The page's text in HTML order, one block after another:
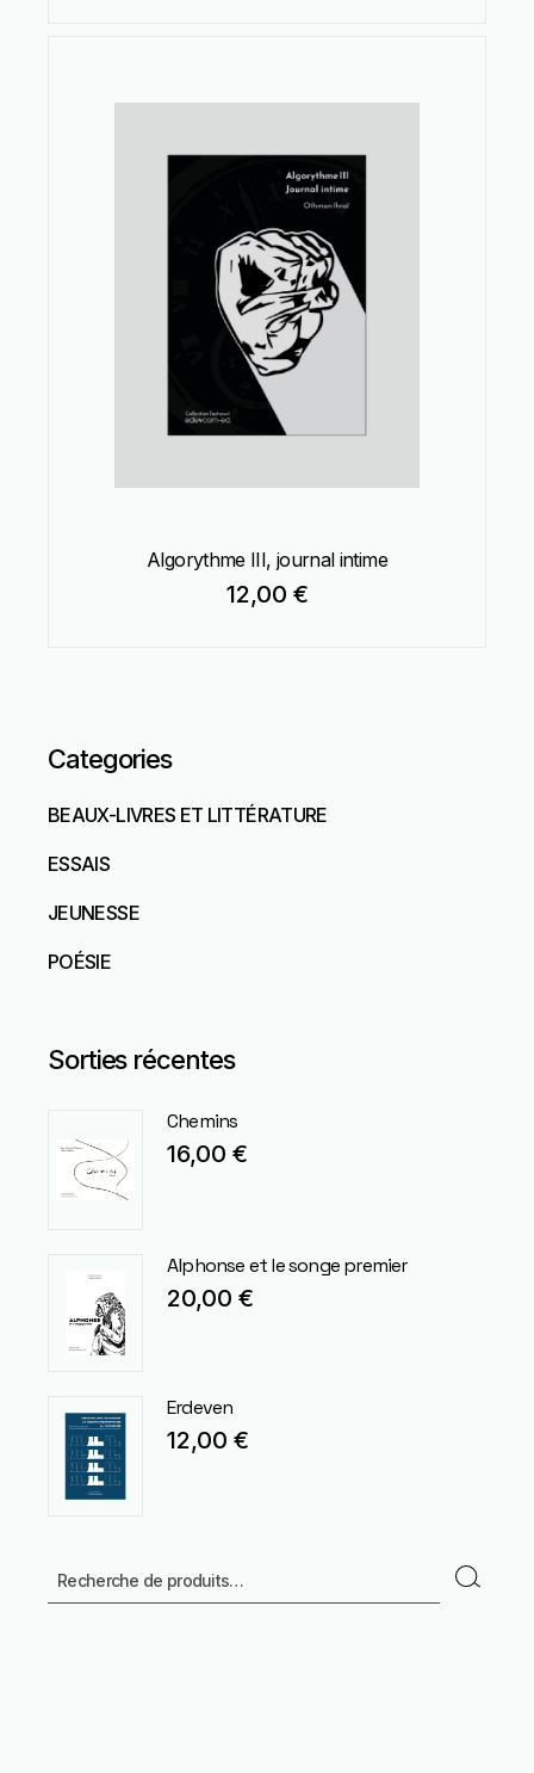
Algorythme III, journal intime
12,00 €
Categories
BEAUX-LIVRES ET LITTÉRATURE
ESSAIS
JEUNESSE
POÉSIE
Sorties récentes
Chemins
16,00 €
Alphonse et le songe premier
20,00 €
Erdeven
12,00 €